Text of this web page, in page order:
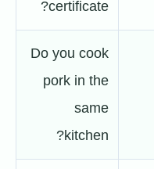
certificate?
Do you cook
pork in the
same
kitchen?